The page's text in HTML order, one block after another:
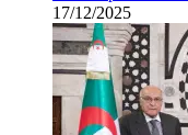
17/12/2025